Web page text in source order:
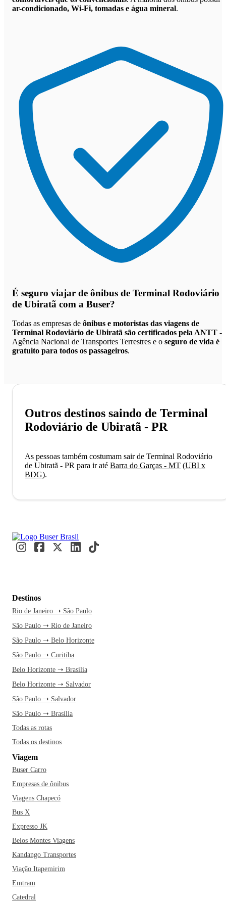
ar-condicionado, Wi-Fi, tomadas e água mineral.
É seguro viajar de ônibus de Terminal Rodoviário
de Ubiratã com a Buser?
Todas as empresas de ônibus e motoristas das viagens de
Terminal Rodoviário de Ubiratã são certificados pela ANTT -
Agência Nacional de Transportes Terrestres e o seguro de vida é
gratuito para todos os passageiros.
Outros destinos saindo de Terminal
Rodoviário de Ubiratã - PR
As pessoas também costumam sair de Terminal Rodoviário
de Ubiratã - PR para ir até Barra do Garças - MT (UBI x
BDG).
Destinos
Rio de Janeiro ➝ São Paulo
São Paulo ➝ Rio de Janeiro
São Paulo ➝ Belo Horizonte
São Paulo ➝ Curitiba
Belo Horizonte ➝ Brasília
Belo Horizonte ➝ Salvador
São Paulo ➝ Salvador
São Paulo ➝ Brasília
Todas as rotas
Todas os destinos
Viagem
Buser Carro
Empresas de ônibus
Viagens Chapecó
Bus X
Expresso JK
Belos Montes Viagens
Kandango Transportes
Viação Itapemirim
Emtram
Catedral